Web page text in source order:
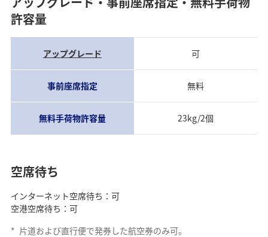
許容量
アップグレード 可
事前座席指定 無料
無料手荷物許容量 23kg/2個
空席待ち
インターネット空席待ち：可
空港空席待ち：可
* 片道および直行便で発券した航空券のみ可。